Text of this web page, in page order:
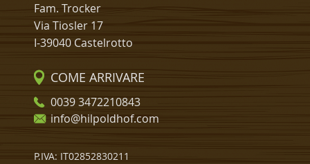
Fam. Trocker
Via Tiosler 17
I-39040 Castelrotto
COME ARRIVARE
0039 3472210843
info@hilpoldhof.com
P.IVA: IT02852830211